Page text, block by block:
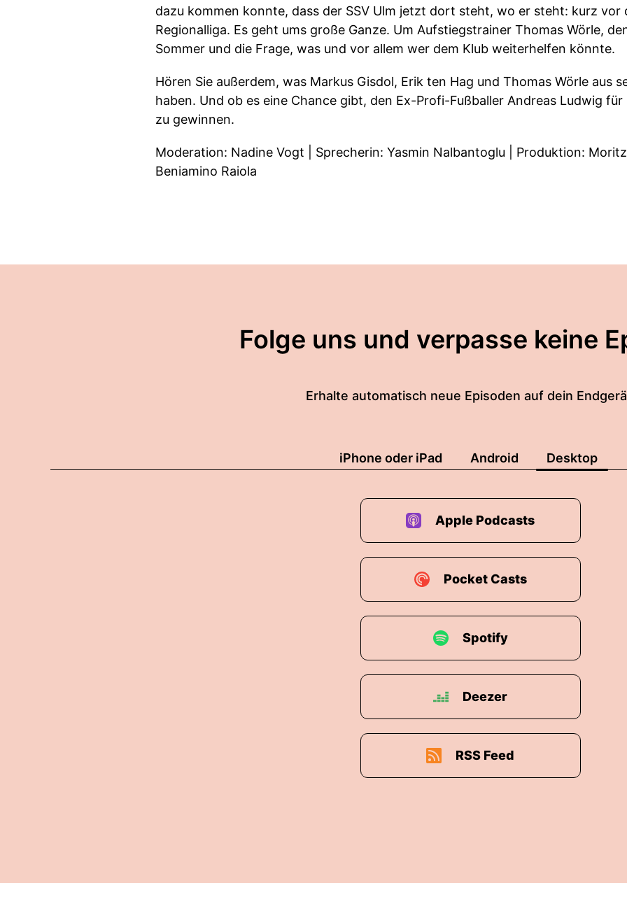
dazu kommen konnte, dass der SSV Ulm jetzt dort steht, wo er steht: kurz vor
Regionalliga. Es geht ums große Ganze. Um Aufstiegstrainer Thomas Wörle,
Sommer und die Frage, was und vor allem wer dem Klub weiterhelfen könnte.
Hören Sie außerdem, was Markus Gisdol, Erik ten Hag und Thomas Wörle aus
haben. Und ob es eine Chance gibt, den Ex-Profi-Fußballer Andreas Ludwig
zu gewinnen.
Moderation: Nadine Vogt | Sprecherin: Yasmin Nalbantoglu | Produktion:
Beniamino Raiola
Folge uns und verpasse keine
Erhalte automatisch neue Episoden auf dein
iPhone oder iPad Android Desktop
Apple Podcasts
Pocket Casts
Spotify
Deezer
RSS Feed